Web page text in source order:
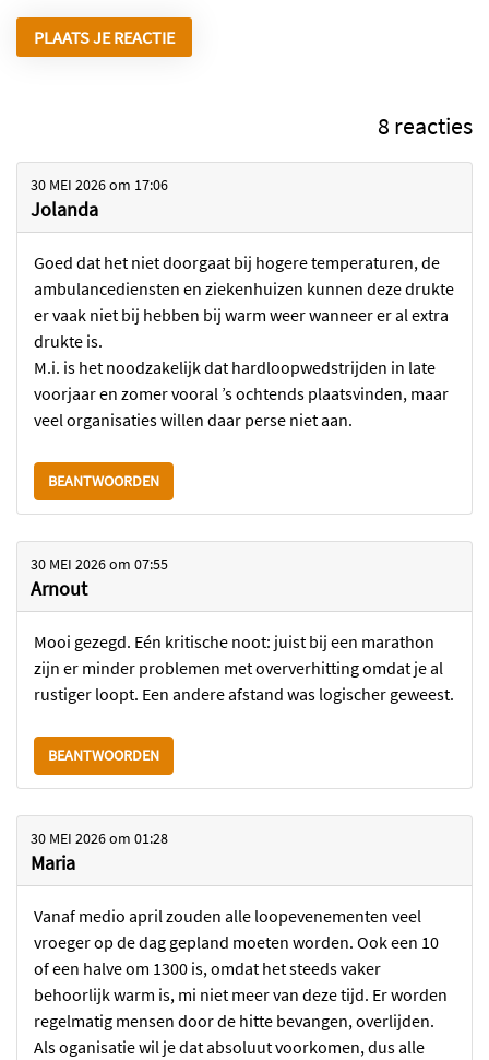
8 reacties
30 MEI 2026om 17:06
Jolanda
Goed dat het niet doorgaat bij hogere temperaturen, de
ambulancediensten en ziekenhuizen kunnen deze drukte
er vaak niet bij hebben bij warm weer wanneer er al extra
drukte is.
M.i. is het noodzakelijk dat hardloopwedstrijden in late
voorjaar en zomer vooral ’s ochtends plaatsvinden, maar
veel organisaties willen daar perse niet aan.
BEANTWOORDEN
30 MEI 2026om 07:55
Arnout
Mooi gezegd. Eén kritische noot: juist bij een marathon
zijn er minder problemen met oververhitting omdat je al
rustiger loopt. Een andere afstand was logischer geweest.
BEANTWOORDEN
30 MEI 2026om 01:28
Maria
Vanaf medio april zouden alle loopevenementen veel
vroeger op de dag gepland moeten worden. Ook een 10
of een halve om 1300 is, omdat het steeds vaker
behoorlijk warm is, mi niet meer van deze tijd. Er worden
regelmatig mensen door de hitte bevangen, overlijden.
Als oganisatie wil je dat absoluut voorkomen, dus alle